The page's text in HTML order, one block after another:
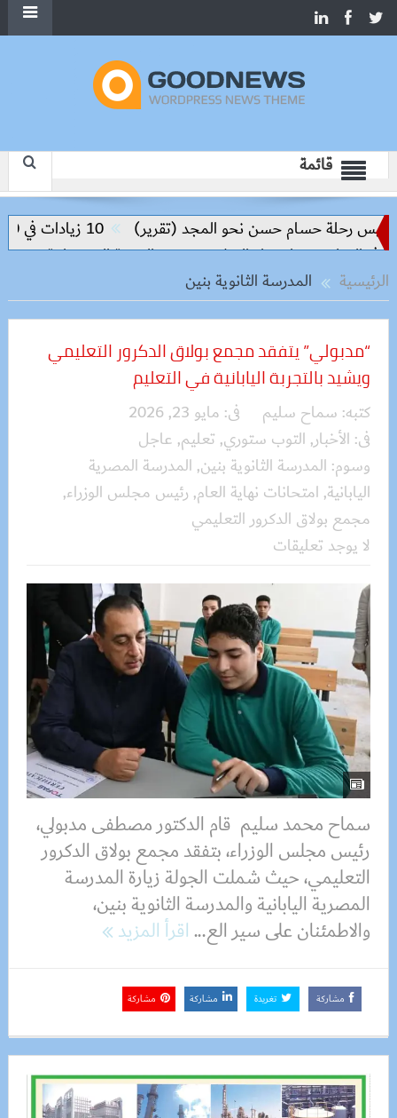
قائمة
رحلة حسام حسن نحو المجد (تقرير)
10 زيادات في 10 سنوات.. هل حان الوقت لرفع دعم البنزين نهائيا؟
مفتاح بناء السلام وتحقيق التنمية المستدامة
الرئيسية
المدرسة الثانوية بنين
“مدبولي” يتفقد مجمع بولاق الدكرور التعليمي
ويشيد بالتجربة اليابانية في التعليم
كتبه: سماح سليم فى: مايو 23, 2026
فى: الأخبار, التوب ستوري, تعليم, عاجل
وسوم: المدرسة الثانوية بنين, المدرسة المصرية
اليابانية, امتحانات نهاية العام, رئيس مجلس الوزراء,
مجمع بولاق الدكرور التعليمي
لا يوجد تعليقات
سماح محمد سليم قام الدكتور مصطفى مدبولي،
رئيس مجلس الوزراء، بتفقد مجمع بولاق الدكرور
التعليمي، حيث شملت الجولة زيارة المدرسة
المصرية اليابانية والمدرسة الثانوية بنين،
والاطمئنان على سير الع...اقرأ المزيد
مشاركة تغريدة مشاركة مشاركة